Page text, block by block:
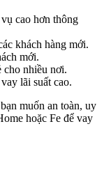
cao hơn thông
khách hàng mới.
mới.
cho nhiều nơi.
lãi suất cao.
muốn an toàn, uy
hoặc Fe để vay